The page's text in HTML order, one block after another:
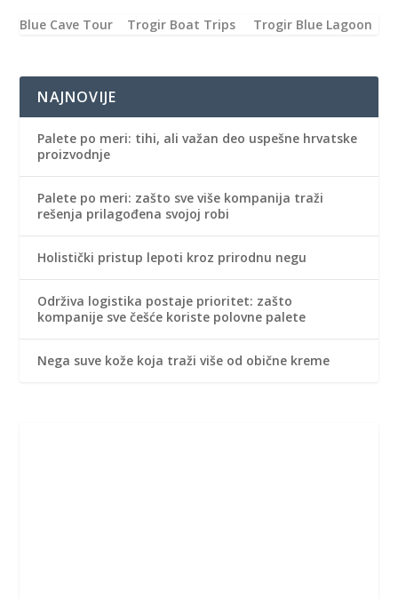
Blue Cave Tour Trogir Boat Trips Trogir Blue Lagoon
NAJNOVIJE
Palete po meri: tihi, ali važan deo uspešne hrvatske
proizvodnje
Palete po meri: zašto sve više kompanija traži
rešenja prilagođena svojoj robi
Holistički pristup lepoti kroz prirodnu negu
Održiva logistika postaje prioritet: zašto
kompanije sve češće koriste polovne palete
Nega suve kože koja traži više od obične kreme